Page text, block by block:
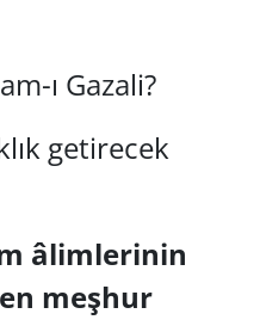
ı Gazali?
getirecek
âlimlerinin
meşhur